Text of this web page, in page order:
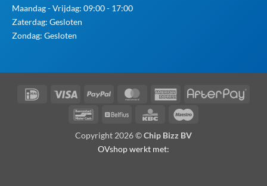
Maandag - Vrijdag: 09:00 - 17:00
Zaterdag: Gesloten
Zondag: Gesloten
IDeal Visa PayPal MasterCardAmerican
Express
BancontactBelfius KBC
Copyright 2026 ©Chip Bizz BV
OVshop werkt met: